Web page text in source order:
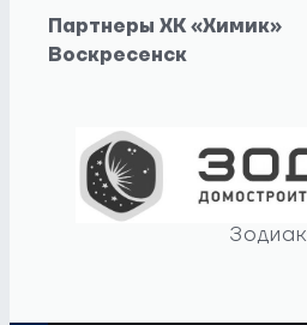
Партнеры ХК «Химик»
Воскресенск
Зодиак